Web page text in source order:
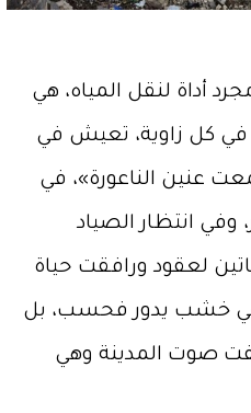
أداة لنقل المياه، هي
في كل زاوية، تعيش في
عنين الناعورة»، في
وفي انتظار الصياد
لعقود ورافقت حياة
خشب يدور فحسب، بل
صوت المدينة وهي